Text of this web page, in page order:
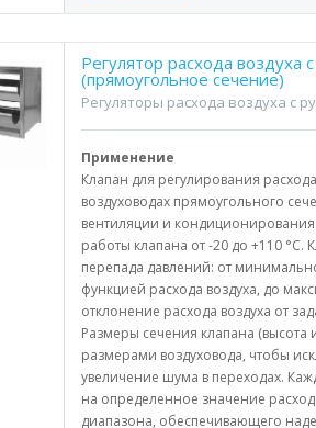
Регулятор расхода воздуха
(прямоугольное сечение)
Регуляторы расхода воздуха с
Применение
Клапан для регулирования
воздуховодах прямоугольного
вентиляции и
работы клапана от -20 до +110 °C.
перепада давлений: от
функцией расхода воздуха, до
отклонение расхода воздуха от
Размеры сечения клапана (высота
размерами воздуховода, чтобы
увеличение шума в переходах.
на определенное значение
диапазона, обеспечивающего